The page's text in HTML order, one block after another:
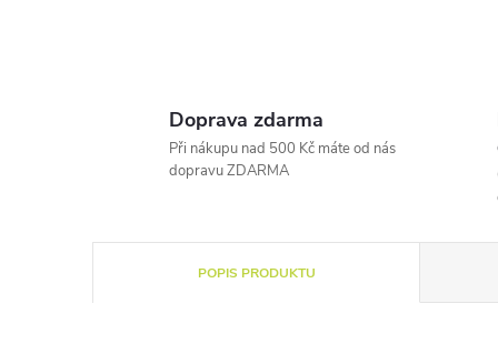
Doprava zdarma
Při nákupu nad 500 Kč máte od nás
dopravu ZDARMA
POPIS PRODUKTU